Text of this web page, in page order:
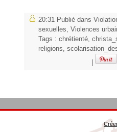
20:31 Publié dans
sexuelles
Violences
Tags : chrétienté
religions